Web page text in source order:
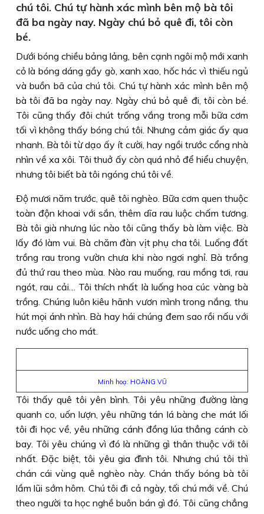
chú tôi. Chú tự hành xác mình bên mộ bà tôi
đã ba ngày nay. Ngày chú bỏ quê đi, tôi còn
bé.
Dưới bóng chiều bảng lảng, bên cạnh ngôi mộ mới xanh
cỏ là bóng dáng gầy gò, xanh xao, hốc hác vì thiếu ngủ
và buồn bã của chú tôi. Chú tự hành xác mình bên mộ
bà tôi đã ba ngày nay. Ngày chú bỏ quê đi, tôi còn bé.
Tôi cũng thấy đôi chút trống vắng trong mỗi bữa cơm
tối vì không thấy bóng chú tôi. Nhưng cảm giác ấy qua
nhanh. Bà tôi từ dạo ấy ít cười, hay ngồi trước cổng nhà
nhìn về xa xôi. Tôi thuở ấy còn quá nhỏ để hiểu chuyện,
nhưng tôi biết bà tôi ngóng chú tôi về.
Ðộ mươi năm trước, quê tôi nghèo. Bữa cơm quen thuộc
toàn độn khoai với sắn, thêm dĩa rau luộc chấm tương.
Bà tôi già nhưng lúc nào tôi cũng thấy bà làm việc. Bà
lấy đó làm vui. Bà chăm đàn vịt phụ cha tôi. Luống đất
trồng rau trong vườn chưa khi nào ngơi nghỉ. Bà trồng
đủ thứ rau theo mùa. Nào rau muống, rau mồng tơi, rau
ngót, rau cải… Tôi thích nhất là luống hoa cúc vàng bà
trồng. Chúng luôn kiêu hãnh vươn mình trong nắng, thu
hút mọi ánh nhìn. Bà hay hái chúng đem sao rồi nấu với
nước uống cho mát.
Minh hoạ: HOÀNG VŨ
Tôi thấy quê tôi yên bình. Tôi yêu những đường làng
quanh co, uốn lượn, yêu những tán lá bàng che mát lối
tôi đi học về, yêu những cánh đồng lúa thẳng cánh cò
bay. Tôi yêu chúng vì đó là những gì thân thuộc với tôi
nhất. Ðặc biệt, tôi yêu gia đình tôi. Nhưng chú tôi thì
chán cái vùng quê nghèo này. Chán thấy bóng bà tôi
lầm lũi sớm hôm. Chú tôi đi cả ngày, tối chú mới về. Chú
theo người ta học nghề buôn bán gì đó. Tôi cũng chẳng